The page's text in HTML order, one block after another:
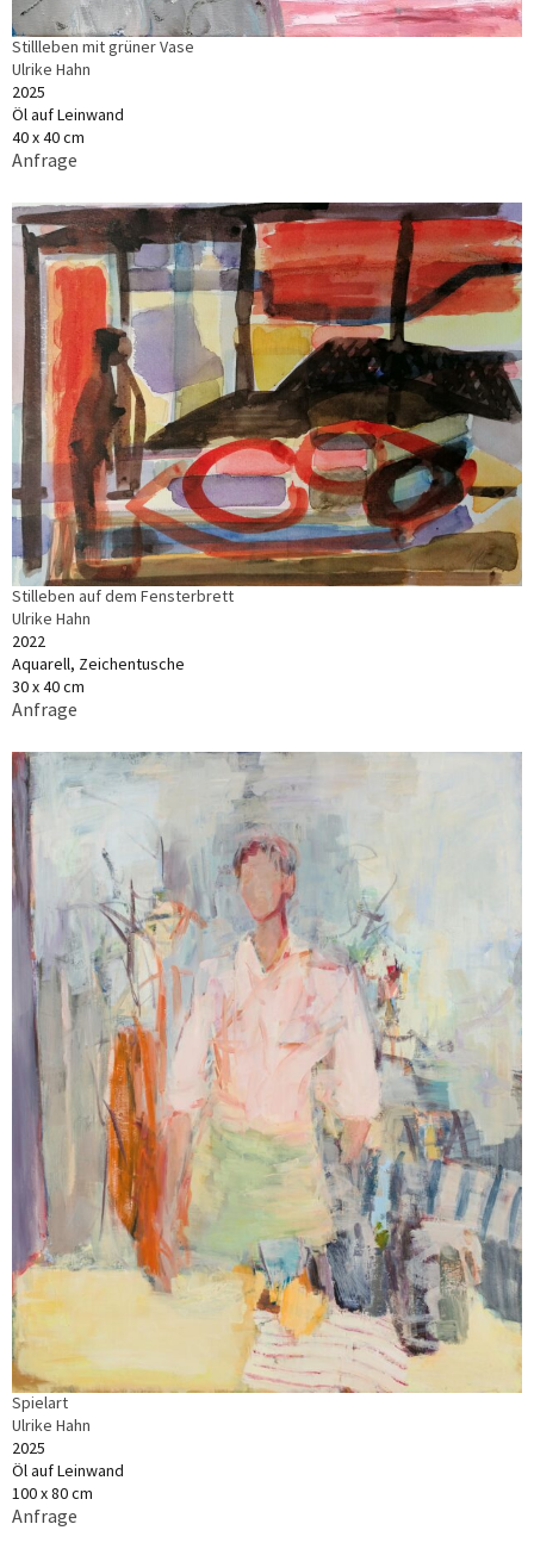
Stillleben mit grüner Vase
Ulrike Hahn
2025
Öl auf Leinwand
40 x 40 cm
Anfrage
Stilleben auf dem Fensterbrett
Ulrike Hahn
2022
Aquarell, Zeichentusche
30 x 40 cm
Anfrage
Spielart
Ulrike Hahn
2025
Öl auf Leinwand
100 x 80 cm
Anfrage